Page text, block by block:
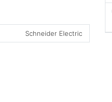
Schneider Electric